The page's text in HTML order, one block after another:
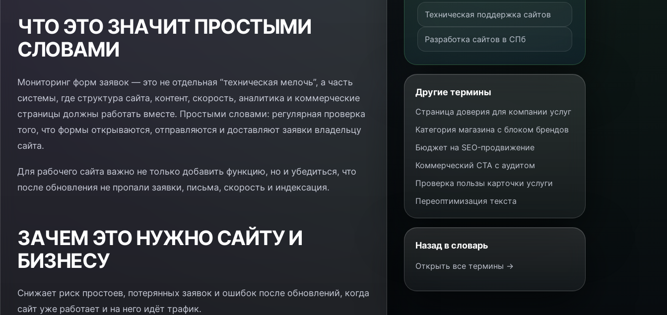
ЧТО ЭТО ЗНАЧИТ ПРОСТЫМИ
СЛОВАМИ
Мониторинг форм заявок — это не отдельная “техническая мелочь”, а часть
системы, где структура сайта, контент, скорость, аналитика и коммерческие
страницы должны работать вместе. Простыми словами: регулярная проверка
того, что формы открываются, отправляются и доставляют заявки владельцу
сайта.
Для рабочего сайта важно не только добавить функцию, но и убедиться, что
после обновления не пропали заявки, письма, скорость и индексация.
ЗАЧЕМ ЭТО НУЖНО САЙТУ И
БИЗНЕСУ
Снижает риск простоев, потерянных заявок и ошибок после обновлений, когда
сайт уже работает и на него идёт трафик.
Техническая поддержка сайтов
Разработка сайтов в СПб
Другие термины
Страница доверия для компании услуг
Категория магазина с блоком брендов
Бюджет на SEO-продвижение
Коммерческий CTA с аудитом
Проверка пользы карточки услуги
Переоптимизация текста
Назад в словарь
Открыть все термины →